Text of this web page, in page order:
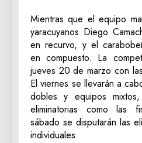
Mientras que el equipo
yaracuyanos Diego
en recurvo, y el
en compuesto. La
jueves 20 de marzo con
El viernes se llevarán a
dobles y equipos
eliminatorias como las
sábado se disputarán las
individuales.